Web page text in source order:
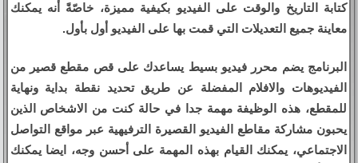
كتابة التاريخ والوقت على الفيديو بكيفية مميزة، خاصّةً أنه يمكنك
معاينة جميع التعديلات التي قمت بها على الفيديو أول بأول.
البرنامج يضم محرر فيديو بسيط يساعدك على قص مقطع قصير من
الفيديوهات والافلام المفضلة عن طريق تحديد نقطة بداية ونهاية
للمقطع، هذه الوظيفة مهمة جدا في حالة كنت من الاشخاص الذين
يحبون مشاركة مقاطع الفيديو القصيرة الترفيهية عبر مواقع التواصل
الاجتماعي، يمكنك القيام بهذه المهمة على أحسن وجه، ايضا يمكنك